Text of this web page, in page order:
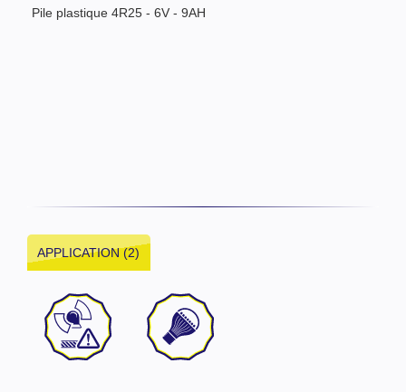
Pile plastique 4R25 - 6V - 9AH
APPLICATION (2)